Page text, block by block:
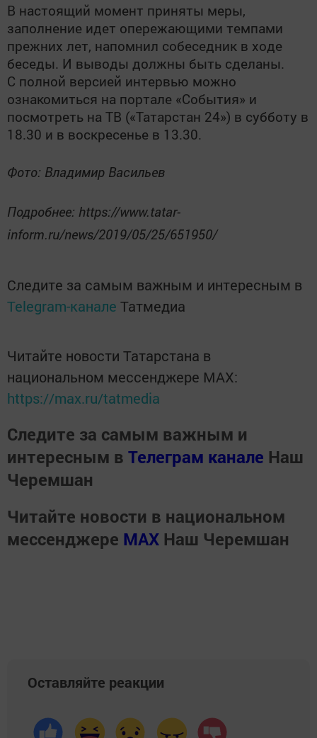
В настоящий момент приняты меры,
заполнение идет опережающими темпами
прежних лет, напомнил собеседник в ходе
беседы. И выводы должны быть сделаны.
С полной версией интервью можно
ознакомиться на портале «События» и
посмотреть на ТВ («Татарстан 24») в субботу в
18.30 и в воскресенье в 13.30.
Фото: Владимир Васильев
Подробнее: https://www.tatar-
inform.ru/news/2019/05/25/651950/
Следите за самым важным и интересным в
Telegram-канале Татмедиа
Читайте новости Татарстана в
национальном мессенджере MАХ:
https://max.ru/tatmedia
Следите за самым важным и
интересным в Телеграм канале Наш
Черемшан
Читайте новости в национальном
мессенджере MАХ Наш Черемшан
Оставляйте реакции